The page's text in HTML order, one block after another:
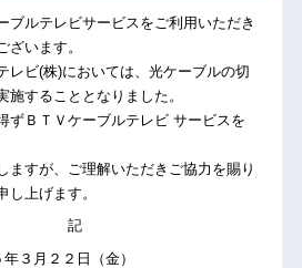
ブルテレビサービスをご利用いただき
ざいます。
レビ(株)においては、光ケーブルの切
することとなりました。
ずＢＴＶケーブルテレビ サービスを
ますが、ご理解いただきご協力を賜り
し上げます。
３月２２日（金）